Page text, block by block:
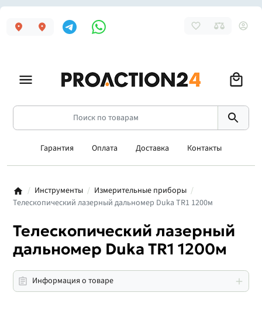
Гарантия Оплата Доставка Контакты
Инструменты
Измерительные приборы
Телескопический лазерный дальномер Duka TR1 1200м
Телескопический лазерный
дальномер Duka TR1 1200м
Информация о товаре